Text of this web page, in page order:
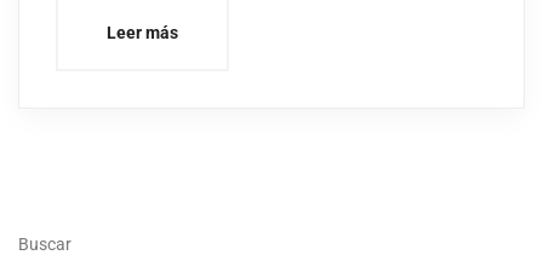
Leer más
Buscar